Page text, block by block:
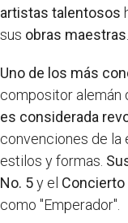
artistas talentosos
sus obras maestras
Uno de los más
compositor alemán
es considerada
convenciones de la
estilos y formas.
No. 5y el Concierto
como "Emperador".